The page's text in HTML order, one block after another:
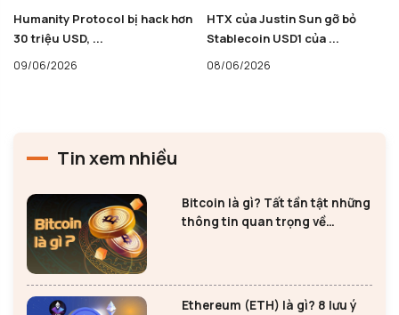
HTX của Justin Sun gỡ bỏ
Stablecoin USD1 của ...
08/06/2026
Coinbase bước chân vào thị
trường Pre-IPO, mở ...
05/06/2026
Tin xem nhiều
Bitcoin là gì? Tất tần tật những
thông tin quan trọng về
Ethereum (ETH) là gì? 8 lưu ý